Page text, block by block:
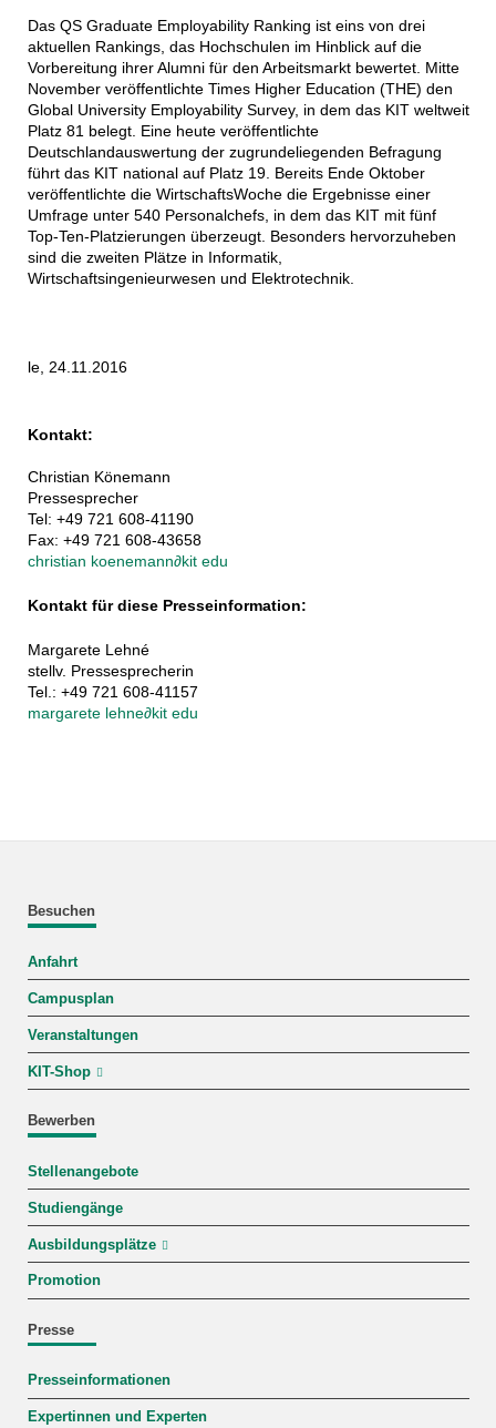
Das QS Graduate Employability Ranking ist eins von drei
aktuellen Rankings, das Hochschulen im Hinblick auf die
Vorbereitung ihrer Alumni für den Arbeitsmarkt bewertet. Mitte
November veröffentlichte Times Higher Education (THE) den
Global University Employability Survey, in dem das KIT weltweit
Platz 81 belegt. Eine heute veröffentlichte
Deutschlandauswertung der zugrundeliegenden Befragung
führt das KIT national auf Platz 19. Bereits Ende Oktober
veröffentlichte die WirtschaftsWoche die Ergebnisse einer
Umfrage unter 540 Personalchefs, in dem das KIT mit fünf
Top-Ten-Platzierungen überzeugt. Besonders hervorzuheben
sind die zweiten Plätze in Informatik,
Wirtschaftsingenieurwesen und Elektrotechnik.
le, 24.11.2016
Kontakt:
Christian Könemann
Pressesprecher
Tel: +49 721 608-41190
Fax: +49 721 608-43658
christian koenemann∂kit edu
Kontakt für diese Presseinformation:
Margarete Lehné
stellv. Pressesprecherin
Tel.: +49 721 608-41157
margarete lehne∂kit edu
Besuchen
Anfahrt
Campusplan
Veranstaltungen
KIT-Shop
Bewerben
Stellenangebote
Studiengänge
Ausbildungsplätze
Promotion
Presse
Presseinformationen
Expertinnen und Experten